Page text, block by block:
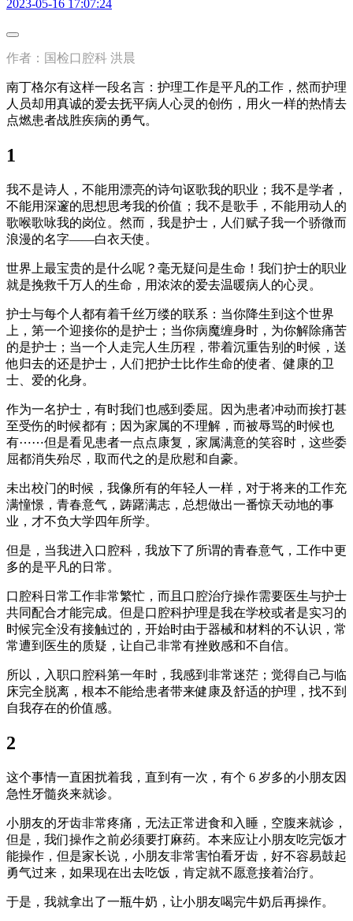
2023-05-16 17:07:24
作者：国检口腔科 洪晨
南丁格尔有这样一段名言：护理工作是平凡的工作，然而护理
人员却用真诚的爱去抚平病人心灵的创伤，用火一样的热情去
点燃患者战胜疾病的勇气。
1
我不是诗人，不能用漂亮的诗句讴歌我的职业；我不是学者，
不能用深邃的思想思考我的价值；我不是歌手，不能用动人的
歌喉歌咏我的岗位。然而，我是护士，人们赋子我一个骄微而
浪漫的名字——白衣天使。
世界上最宝贵的是什么呢？毫无疑问是生命！我们护士的职业
就是挽救千万人的生命，用浓浓的爱去温暖病人的心灵。
护士与每个人都有着千丝万缕的联系：当你降生到这个世界
上，第一个迎接你的是护士；当你病魔缠身时，为你解除痛苦
的是护士；当一个人走完人生历程，带着沉重告别的时候，送
他归去的还是护士，人们把护士比作生命的使者、健康的卫
士、爱的化身。
作为一名护士，有时我们也感到委屈。因为患者冲动而挨打甚
至受伤的时候都有；因为家属的不理解，而被辱骂的时候也
有⋯⋯但是看见患者一点点康复，家属满意的笑容时，这些委
屈都消失殆尽，取而代之的是欣慰和自豪。
未出校门的时候，我像所有的年轻人一样，对于将来的工作充
满憧憬，青春意气，踌躇满志，总想做出一番惊天动地的事
业，才不负大学四年所学。
但是，当我进入口腔科，我放下了所谓的青春意气，工作中更
多的是平凡的日常。
口腔科日常工作非常繁忙，而且口腔治疗操作需要医生与护士
共同配合才能完成。但是口腔科护理是我在学校或者是实习的
时候完全没有接触过的，开始时由于器械和材料的不认识，常
常遭到医生的质疑，让自己非常有挫败感和不自信。
所以，入职口腔科第一年时，我感到非常迷茫；觉得自己与临
床完全脱离，根本不能给患者带来健康及舒适的护理，找不到
自我存在的价值感。
2
这个事情一直困扰着我，直到有一次，有个 6 岁多的小朋友因
急性牙髓炎来就诊。
小朋友的牙齿非常疼痛，无法正常进食和入睡，空腹来就诊，
但是，我们操作之前必须要打麻药。本来应让小朋友吃完饭才
能操作，但是家长说，小朋友非常害怕看牙齿，好不容易鼓起
勇气过来，如果现在出去吃饭，肯定就不愿意接着治疗。
于是，我就拿出了一瓶牛奶，让小朋友喝完牛奶后再操作。